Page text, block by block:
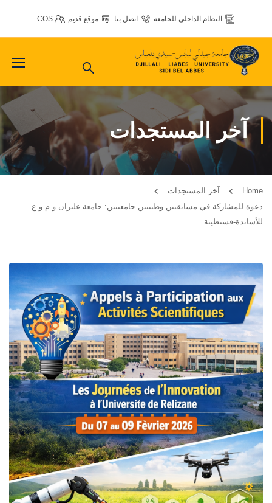
النظام الداخلي للجامعة اتصل بنا موقع قديم COS
آخر المستجدات
Home
آخر المستجدات
دعوة للمشاركة في مسابقتين وطنيتين جامعيتين: جامعة غليزان و م.و.ع
للأساتذة-قسنطينة.